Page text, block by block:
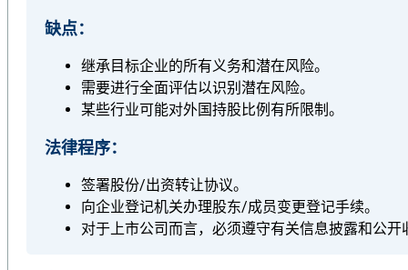
缺点：
继承目标企业的所有义务和潜在风险。
需要进行全面评估以识别潜在风险。
某些行业可能对外国持股比例有所限制。
法律程序：
签署股份/出资转让协议。
向企业登记机关办理股东/成员变更登记手续。
对于上市公司而言，必须遵守有关信息披露和公开